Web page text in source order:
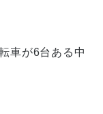
車が6台ある中